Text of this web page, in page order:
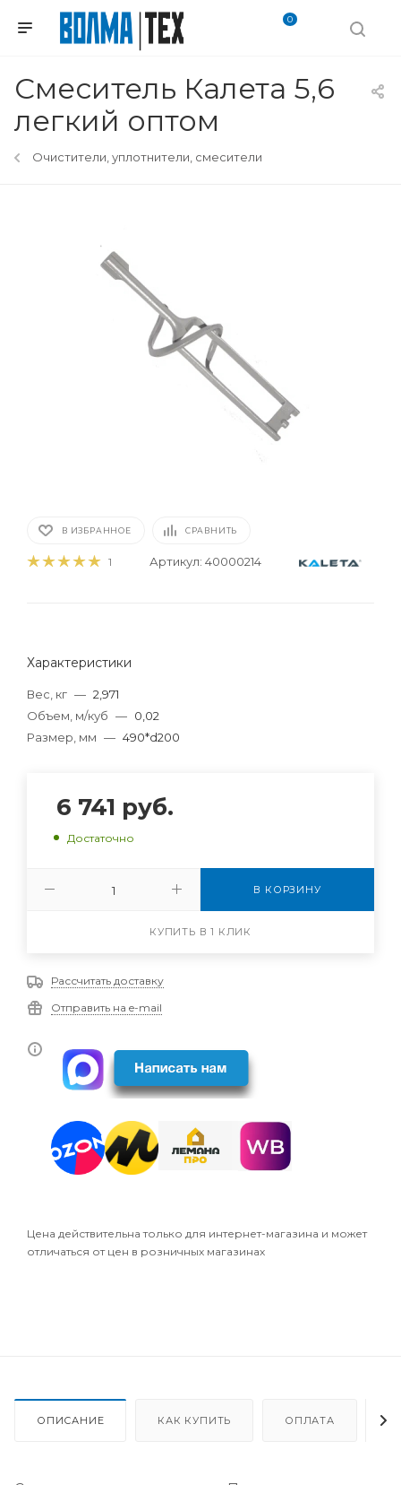
0
Смеситель Калета 5,6
легкий оптом
Очистители, уплотнители, смесители
В ИЗБРАННОЕ СРАВНИТЬ
1 Артикул: 40000214
Характеристики
Вес, кг — 2,971
Объем, м/куб — 0,02
Размер, мм — 490*d200
6 741 руб.
Достаточно
В КОРЗИНУ
КУПИТЬ В 1 КЛИК
Рассчитать доставку
Отправить на e-mail
Цена действительна только для интернет-магазина и может
отличаться от цен в розничных магазинах
ОПИСАНИЕ КАК КУПИТЬ ОПЛАТА